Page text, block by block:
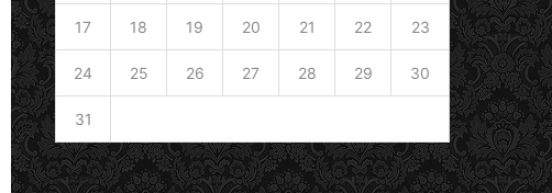
17 18 19 20 21 22 23
24 25 26 27 28 29 30
31
« Sep